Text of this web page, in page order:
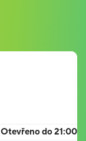
Otevřeno do 21:00